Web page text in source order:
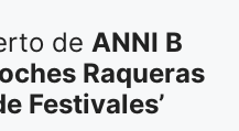
de ANNI B
Raqueras
Festivales’